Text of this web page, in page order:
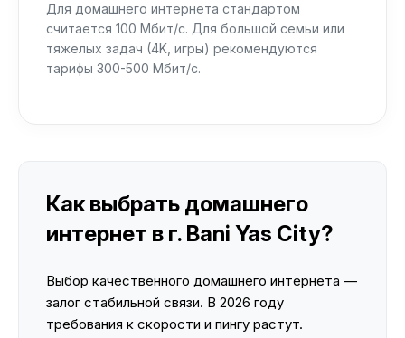
Для домашнего интернета стандартом
считается 100 Мбит/с. Для большой семьи или
тяжелых задач (4K, игры) рекомендуются
тарифы 300-500 Мбит/с.
Как выбрать домашнего
интернет в г. Bani Yas City?
Выбор качественного домашнего интернета —
залог стабильной связи. В 2026 году
требования к скорости и пингу растут.